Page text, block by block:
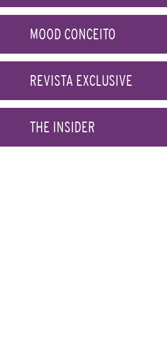
MOOD CONCEITO
REVISTA EXCLUSIVE
THE INSIDER